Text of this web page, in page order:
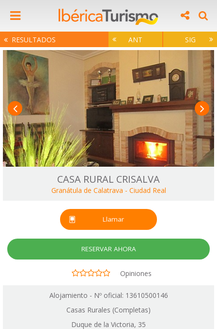
RESULTADOS ANT SIG
CASA RURAL CRISALVA
Granátula de Calatrava - Ciudad Real
Llamar
RESERVAR AHORA
Opiniones
Alojamiento - Nº oficial: 13610500146
Casas Rurales (Completas)
Duque de la Victoria, 35